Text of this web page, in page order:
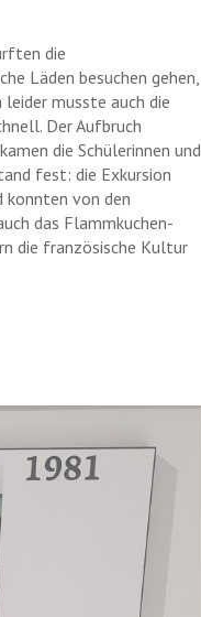
die
Läden besuchen gehen,
musste auch die
Der Aufbruch
die Schülerinnen und
fest: die Exkursion
konnten von den
das Flammkuchen-
die französische Kultur